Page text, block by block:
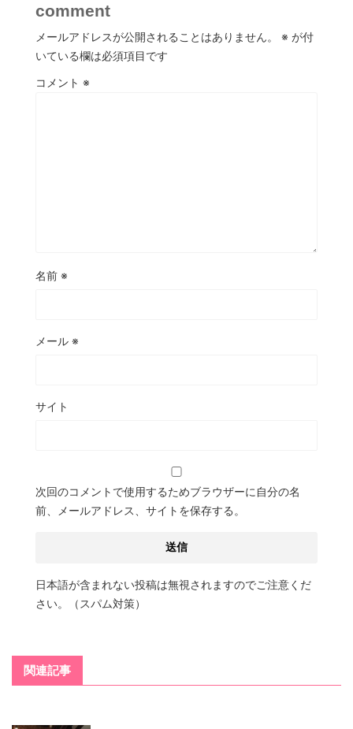
comment
メールアドレスが公開されることはありません。 ※ が付
いている欄は必須項目です
コメント ※
名前 ※
メール ※
サイト
次回のコメントで使用するためブラウザーに自分の名
前、メールアドレス、サイトを保存する。
日本語が含まれない投稿は無視されますのでご注意くだ
さい。（スパム対策）
関連記事